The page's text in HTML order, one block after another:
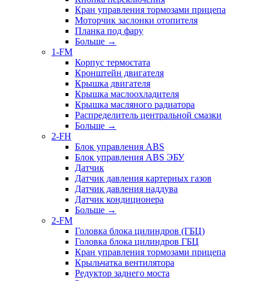
Кран управления тормозами прицепа
Моторчик заслонки отопителя
Планка под фару
Больше →
1-FM
Корпус термостата
Кронштейн двигателя
Крышка двигателя
Крышка маслоохладителя
Крышка масляного радиатора
Распределитель центральной смазки
Больше →
2-FH
Блок управления ABS
Блок управления ABS ЭБУ
Датчик
Датчик давления картерных газов
Датчик давления наддува
Датчик кондиционера
Больше →
2-FM
Головка блока цилиндров (ГБЦ)
Головка блока цилиндров ГБЦ
Кран управления тормозами прицепа
Крыльчатка вентилятора
Редуктор заднего моста